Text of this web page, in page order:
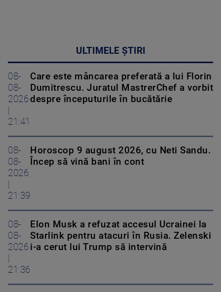
ULTIMELE ȘTIRI
08-
08-
2026
|
21:41
Care este mâncarea preferată a lui Florin
Dumitrescu. Juratul MastrerChef a vorbit
despre începuturile în bucătărie
08-
08-
2026
|
21:39
Horoscop 9 august 2026, cu Neti Sandu.
Încep să vină bani în cont
08-
08-
2026
|
21:36
Elon Musk a refuzat accesul Ucrainei la
Starlink pentru atacuri în Rusia. Zelenski
i-a cerut lui Trump să intervină